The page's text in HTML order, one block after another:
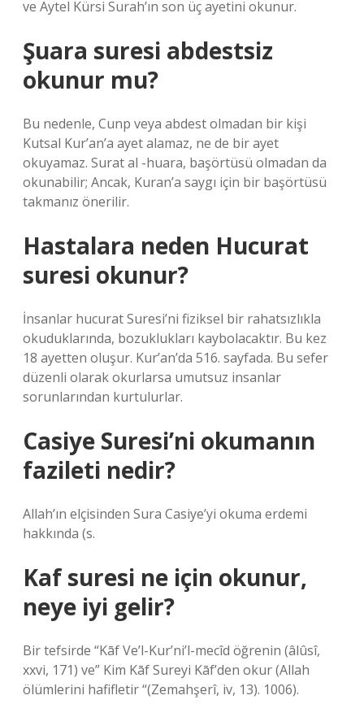
ve Aytel Kürsi Surah’ın son üç ayetini okunur.
Şuara suresi abdestsiz
okunur mu?
Bu nedenle, Cunp veya abdest olmadan bir kişi
Kutsal Kur’an’a ayet alamaz, ne de bir ayet
okuyamaz. Surat al -huara, başörtüsü olmadan da
okunabilir; Ancak, Kuran’a saygı için bir başörtüsü
takmanız önerilir.
Hastalara neden Hucurat
suresi okunur?
İnsanlar hucurat Suresi’ni fiziksel bir rahatsızlıkla
okuduklarında, bozuklukları kaybolacaktır. Bu kez
18 ayetten oluşur. Kur’an’da 516. sayfada. Bu sefer
düzenli olarak okurlarsa umutsuz insanlar
sorunlarından kurtulurlar.
Casiye Suresi’ni okumanın
fazileti nedir?
Allah’ın elçisinden Sura Casiye’yi okuma erdemi
hakkında (s.
Kaf suresi ne için okunur,
neye iyi gelir?
Bir tefsirde “Kāf Ve’l-Kur’ni’l-mecîd öğrenin (âlûsî,
xxvi, 171) ve” Kim Kāf Sureyi Kāf’den okur (Allah
ölümlerini hafifletir “(Zemahşerî, iv, 13). 1006).